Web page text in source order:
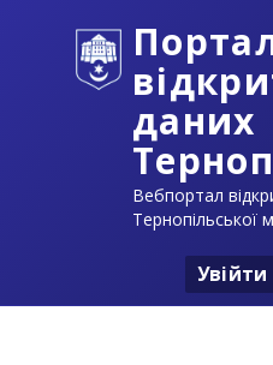
даних
Вебпортал
Тернопільської
Увійти